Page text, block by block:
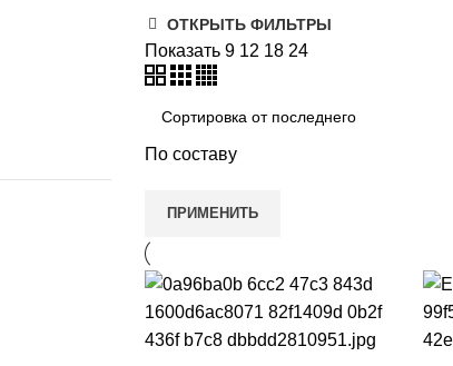
ОТКРЫТЬ ФИЛЬТРЫ
Показать 9 12 18 24
По составу
ПРИМЕНИТЬ